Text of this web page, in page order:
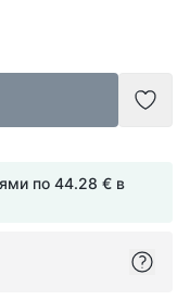
по 44.28 € в